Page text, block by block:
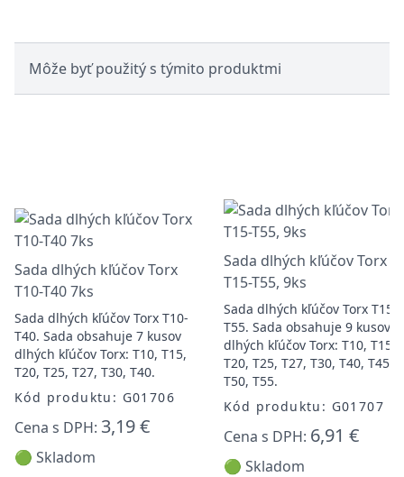
Môže byť použitý s týmito produktmi
Sada dlhých kľúčov Torx
T10-T40 7ks
Sada dlhých kľúčov Torx T10-
T40. Sada obsahuje 7 kusov
dlhých kľúčov Torx: T10, T15,
T20, T25, T27, T30, T40.
Kód produktu: G01706
Cena s DPH: 3,19 €
🟢 Skladom
Sada dlhých kľúčov Torx
T15-T55, 9ks
Sada dlhých kľúčov Torx T15 -
T55. Sada obsahuje 9 kusov
dlhých kľúčov Torx: T10, T15,
T20, T25, T27, T30, T40, T45,
T50, T55.
Kód produktu: G01707
Cena s DPH: 6,91 €
🟢 Skladom